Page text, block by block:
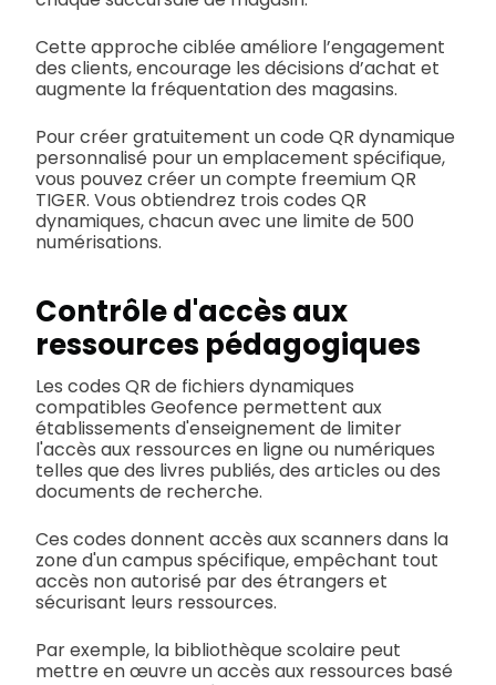
Cette approche ciblée améliore l’engagement
des clients, encourage les décisions d’achat et
augmente la fréquentation des magasins.
Pour créer gratuitement un code QR dynamique
personnalisé pour un emplacement spécifique,
vous pouvez créer un compte freemium QR
TIGER. Vous obtiendrez trois codes QR
dynamiques, chacun avec une limite de 500
numérisations.
Contrôle d'accès aux
ressources pédagogiques
Les codes QR de fichiers dynamiques
compatibles Geofence permettent aux
établissements d'enseignement de limiter
l'accès aux ressources en ligne ou numériques
telles que des livres publiés, des articles ou des
documents de recherche.
Ces codes donnent accès aux scanners dans la
zone d'un campus spécifique, empêchant tout
accès non autorisé par des étrangers et
sécurisant leurs ressources.
Par exemple, la bibliothèque scolaire peut
mettre en œuvre un accès aux ressources basé